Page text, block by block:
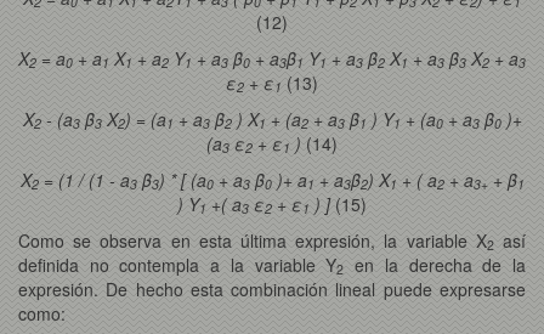
(12)
X2 = a0 + a1 X1 + a2 Y1 + a3 β0 + a3β1 Y1 + a3 β2 X1 + a3 β3 X2 + a3
ε2 + ε 1 (13)
X2- (a3β3X2) = (a 1 + a3β2) X1 + (a2+ a3β1 ) Y1 + (a0+ a3β0)+
(a3 ε2 + ε1 ) (14)
X2= (1 / (1 - a3β3) * [ (a0+ a3β0)+ a1 + a3β2) X1 + ( a2+ a3+ + β1
) Y1 +( a3 ε2 + ε 1 ) ](15)
Como se observa en esta última expresión, la variable X2así
definida no contempla a la variable Y2 en la derecha de la
expresión. De hecho esta combinación lineal puede expresarse
como: